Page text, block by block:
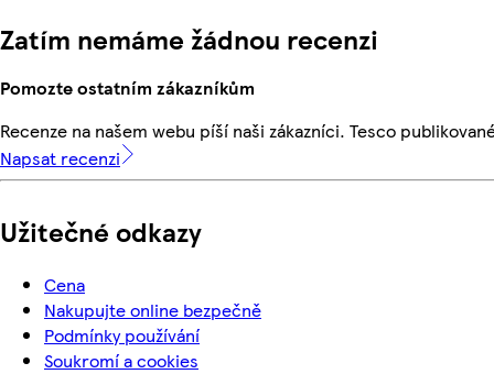
Zatím nemáme žádnou recenzi
Pomozte ostatním zákazníkům
Recenze na našem webu píší naši zákazníci. Tesco
Napsat recenzi
Užitečné odkazy
Cena
Nakupujte online bezpečně
Podmínky používání
Soukromí a cookies